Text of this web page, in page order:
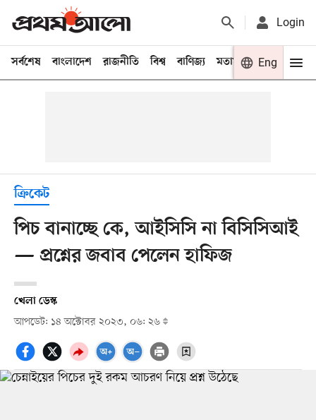
Login
সর্বশেষ বাংলাদেশ রাজনীতি বিশ্ব বাণিজ্য মতামত খেলা
Eng
ক্রিকেট
পিচ বানাচ্ছে কে, আইসিসি না বিসিসিআই
— প্রশ্নের জবাব পেলেন হাফিজ
খেলা ডেস্ক
আপডেট: ১৪ অক্টোবর ২০২৩, ০৬: ২৬